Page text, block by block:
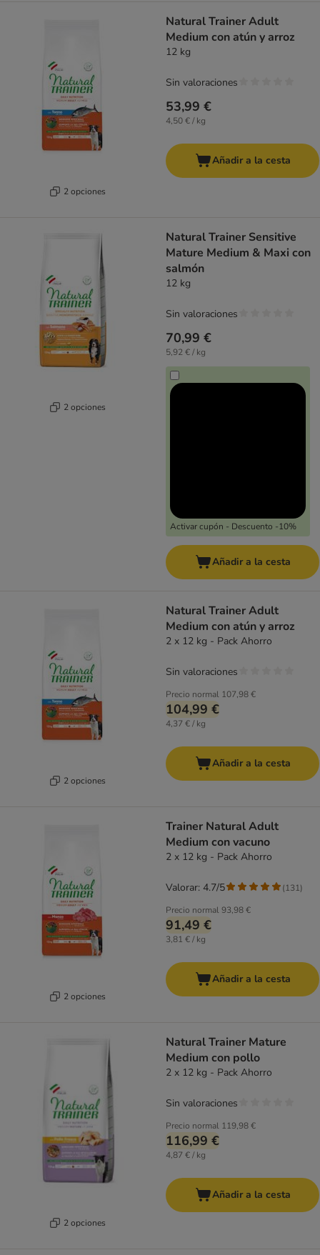
2 opciones
Natural Trainer Adult
Medium con atún y arroz
12 kg
53,99 €
4,50 € / kg
Sin valoraciones
Añadir a la cesta
2 opciones
Natural Trainer Sensitive
Mature Medium & Maxi con
salmón
12 kg
70,99 €
5,92 € / kg
Activar cupón - Descuento -10%
Sin valoraciones
Añadir a la cesta
2 opciones
Natural Trainer Adult
Medium con atún y arroz
2 x 12 kg - Pack Ahorro
Precio normal 107,98 €
104,99 €
4,37 € / kg
Sin valoraciones
Añadir a la cesta
2 opciones
Trainer Natural Adult
Medium con vacuno
2 x 12 kg - Pack Ahorro
Precio normal93,98 €
91,49 €
3,81 € / kg
Valorar: 4.7/5 (131)
Añadir a la cesta
2 opciones
Natural Trainer Mature
Medium con pollo
2 x 12 kg - Pack Ahorro
Precio normal 119,98 €
116,99 €
4,87 € / kg
Sin valoraciones
Añadir a la cesta